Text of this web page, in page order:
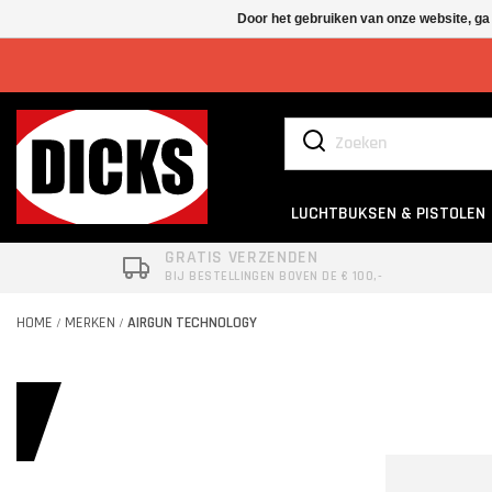
LUCHTBUKSEN & PISTOLEN
GRATIS VERZENDEN
BIJ BESTELLINGEN BOVEN DE € 100,-
HOME / MERKEN / AIRGUN TECHNOLOGY
Door het gebruiken van onze website,